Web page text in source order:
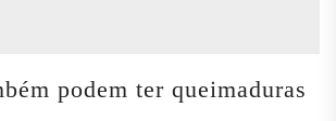
podem ter queimaduras